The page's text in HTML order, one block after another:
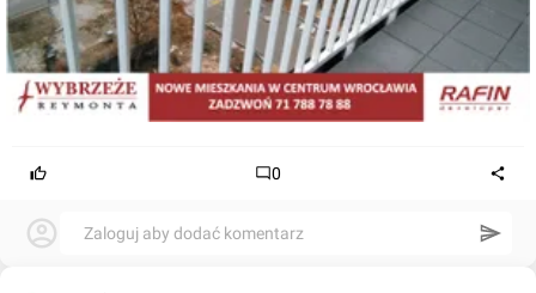
0
Zaloguj aby dodać komentarz